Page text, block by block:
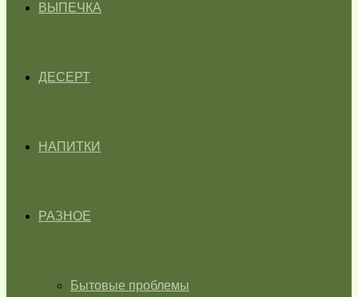
ВЫПЕЧКА
ДЕСЕРТ
НАПИТКИ
РАЗНОЕ
Бытовые проблемы